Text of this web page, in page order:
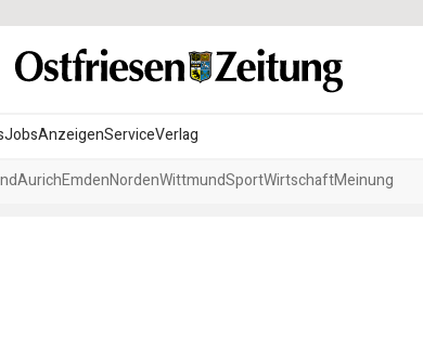
JobsAnzeigenServiceVerlag
AurichEmdenNordenWittmundSportWirtschaftMeinung